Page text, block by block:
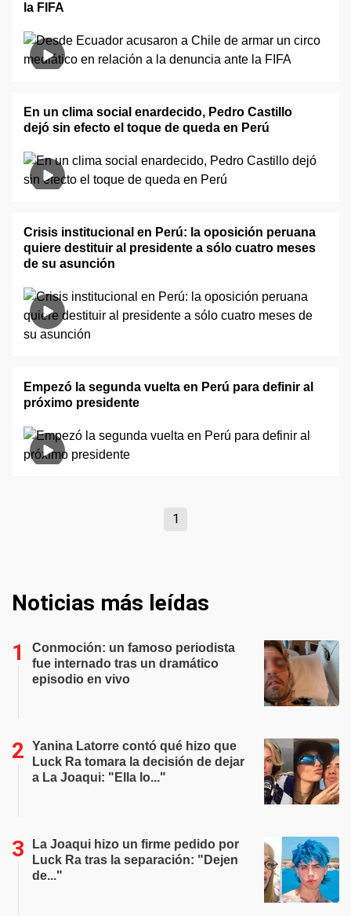
la FIFA
En un clima social enardecido, Pedro Castillo
dejó sin efecto el toque de queda en Perú
Crisis institucional en Perú: la oposición peruana
quiere destituir al presidente a sólo cuatro meses
de su asunción
Empezó la segunda vuelta en Perú para definir al
próximo presidente
1
Noticias más leídas
Conmoción: un famoso periodista
fue internado tras un dramático
episodio en vivo
Yanina Latorre contó qué hizo que
Luck Ra tomara la decisión de dejar
a La Joaqui: "Ella lo..."
La Joaqui hizo un firme pedido por
Luck Ra tras la separación: "Dejen
de..."